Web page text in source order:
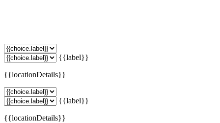
{{label}}
{{locationDetails}}
{{label}}
{{locationDetails}}